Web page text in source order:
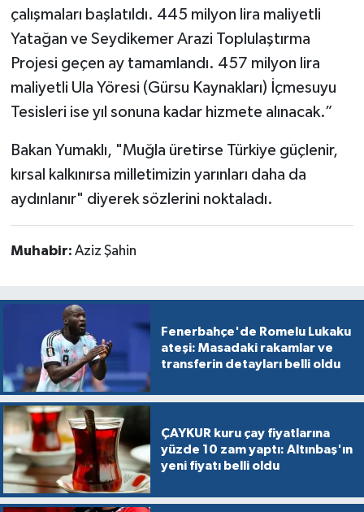
çalışmaları başlatıldı. 445 milyon lira maliyetli
Yatağan ve Seydikemer Arazi Toplulaştırma
Projesi geçen ay tamamlandı. 457 milyon lira
maliyetli Ula Yöresi (Gürsu Kaynakları) İçmesuyu
Tesisleri ise yıl sonuna kadar hizmete alınacak.”
Bakan Yumaklı, "Muğla üretirse Türkiye güçlenir,
kırsal kalkınırsa milletimizin yarınları daha da
aydınlanır" diyerek sözlerini noktaladı.
Muhabir: Aziz Şahin
Fenerbahçe'de Romelu Lukaku
ateşi: Masadaki rakamlar ve
transferin detayları belli oldu
ÇAYKUR kuru çay fiyatlarına
yüzde 10 zam yaptı: Altınbaş'ın
yeni fiyatı belli oldu